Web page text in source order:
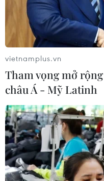
vietnamplus.vn
Tham vọng mở
châu Á - Mỹ Latinh